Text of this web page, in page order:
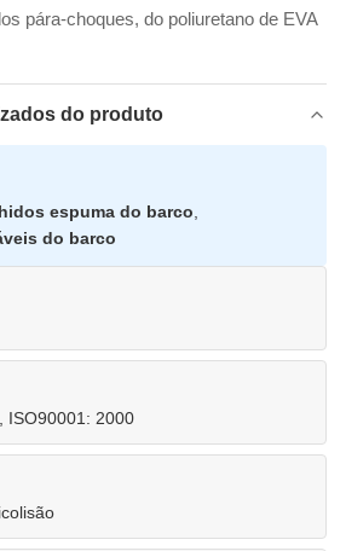
pára-choques, do poliuretano de EVA
do produto
espuma do barco
do barco
ISO90001: 2000